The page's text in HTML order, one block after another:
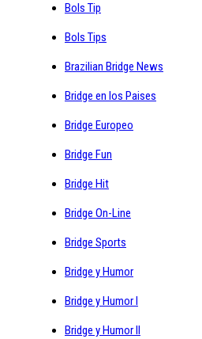
Bols Tip
Bols Tips
Brazilian Bridge News
Bridge en los Paises
Bridge Europeo
Bridge Fun
Bridge Hit
Bridge On-Line
Bridge Sports
Bridge y Humor
Bridge y Humor I
Bridge y Humor II